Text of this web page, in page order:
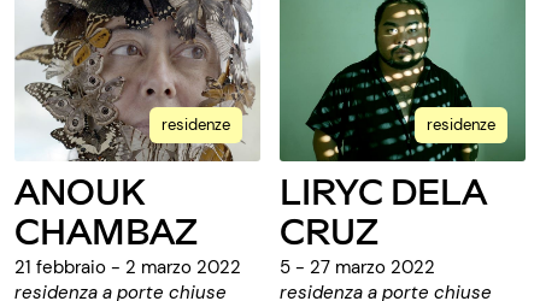
residenze
ANOUK
CHAMBAZ
21 febbraio - 2 marzo 2022
residenza a porte chiuse
residenze
LIRYC DELA
CRUZ
5 - 27 marzo 2022
residenza a porte chiuse